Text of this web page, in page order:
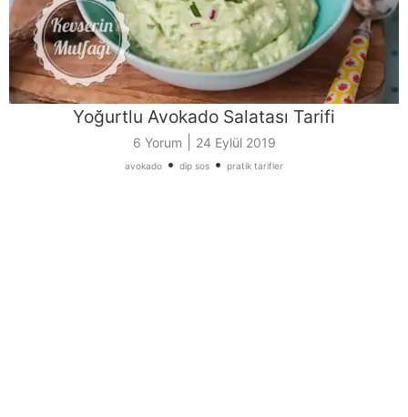
Yoğurtlu Avokado Salatası Tarifi
6 Yorum 24 Eylül 2019
avokado • dip sos • pratik tarifler